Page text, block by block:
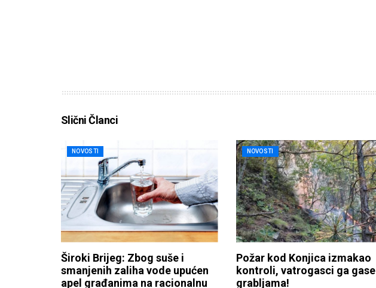
Slični Članci
NOVOSTI
Široki Brijeg: Zbog suše i
smanjenih zaliha vode upućen
apel građanima na racionalnu
NOVOSTI
Požar kod Konjica izmakao
kontroli, vatrogasci ga gase
grabljama!